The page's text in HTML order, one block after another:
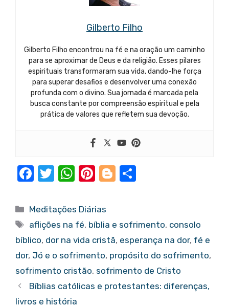
Gilberto Filho
Gilberto Filho encontrou na fé e na oração um caminho
para se aproximar de Deus e da religião. Esses pilares
espirituais transformaram sua vida, dando-lhe força
para superar desafios e desenvolver uma conexão
profunda com o divino. Sua jornada é marcada pela
busca constante por compreensão espiritual e pela
prática de valores que refletem sua devoção.
F
c
e
b
o
o
k
T
it
te
r
W
at
s
A
p
p
Pi
er
e
st
Bl
g
er
e
Categorias
Meditações Diárias
Tags
aflições na fé, bíblia e sofrimento, consolo
bíblico, dor na vida cristã, esperança na dor, fé e
dor, Jó e o sofrimento, propósito do sofrimento,
sofrimento cristão, sofrimento de Cristo
Bíblias católicas e protestantes: diferenças,
livros e história